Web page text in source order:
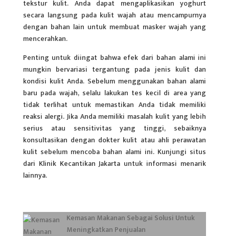
tekstur kulit. Anda dapat mengaplikasikan yoghurt
secara langsung pada kulit wajah atau mencampurnya
dengan bahan lain untuk membuat masker wajah yang
mencerahkan.
Penting untuk diingat bahwa efek dari bahan alami ini
mungkin bervariasi tergantung pada jenis kulit dan
kondisi kulit Anda. Sebelum menggunakan bahan alami
baru pada wajah, selalu lakukan tes kecil di area yang
tidak terlihat untuk memastikan Anda tidak memiliki
reaksi alergi. Jika Anda memiliki masalah kulit yang lebih
serius atau sensitivitas yang tinggi, sebaiknya
konsultasikan dengan dokter kulit atau ahli perawatan
kulit sebelum mencoba bahan alami ini. Kunjungi situs
dari Klinik Kecantikan Jakarta untuk informasi menarik
lainnya.
Kemasan Makanan Sebagai Solusi Untuk
Meningkatkan Penjualan